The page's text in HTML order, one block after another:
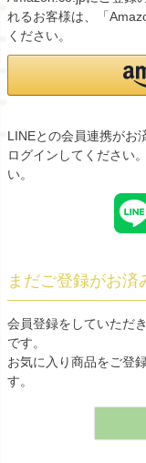
れるお客様は、「
ください。
LINEとの会員連携がお
ログインしてください
い。
まだご登録がお済
会員登録をしていただ
です。
お気に入り商品をご登
す。